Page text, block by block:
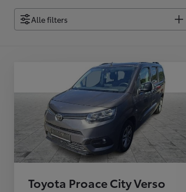
of financiering vanaf
HYBRIDE
Alle filters
Toyota Proace City Verso